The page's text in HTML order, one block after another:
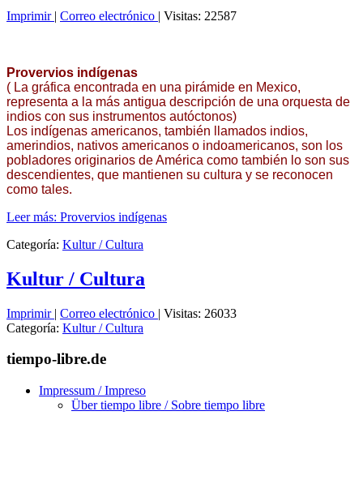
Imprimir | Correo electrónico | Visitas: 22587
Provervios indígenas
( La gráfica encontrada en una pirámide en Mexico,
representa a la más antigua descripción de una orquesta de
indios con sus instrumentos autóctonos)
Los indígenas americanos, también llamados indios,
amerindios, nativos americanos o indoamericanos, son los
pobladores originarios de América como también lo son sus
descendientes, que mantienen su cultura y se reconocen
como tales.
Leer más: Provervios indígenas
Categoría: Kultur / Cultura
Kultur / Cultura
Imprimir | Correo electrónico | Visitas: 26033
Categoría: Kultur / Cultura
tiempo-libre.de
Impressum / Impreso
Über tiempo libre / Sobre tiempo libre